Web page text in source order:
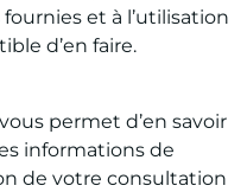
et à l’utilisation
d’en faire.
permet d’en savoir
informations de
de votre consultation